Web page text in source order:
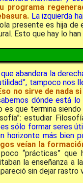
programa
La izquierda
presente es hija de
Esto que hay lo
abandera la
tampoco nos
no sirve de nada
dónde está
es que termina
estudiar
sólo formar seres
horizonte más bien
veían la
“prácticas”
la enseñanza a
sin dejar rastro